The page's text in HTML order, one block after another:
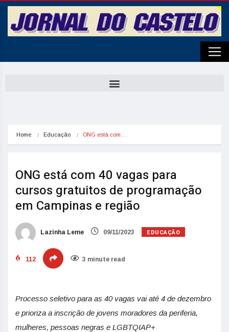
Home Educação ONG está com…
ONG está com 40 vagas para
cursos gratuitos de programação
em Campinas e região
Lazinha Leme 09/11/2023 EDUCAÇÃO
112 3 minute read
Processo seletivo para as 40 vagas vai até 4 de dezembro
e prioriza a inscrição de jovens moradores da periferia,
mulheres, pessoas negras e LGBTQIAP+